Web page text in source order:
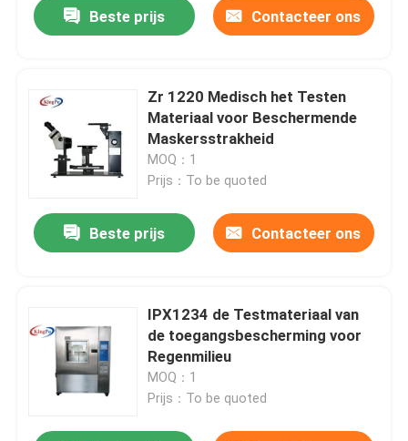
Beste prijs Contacteer ons
Zr 1220 Medisch het Testen
Materiaal voor Beschermende
Maskersstrakheid
MOQ：1
Prijs：To be quoted
Beste prijs Contacteer ons
IPX1234 de Testmateriaal van
de toegangsbescherming voor
Regenmilieu
MOQ：1
Prijs：To be quoted